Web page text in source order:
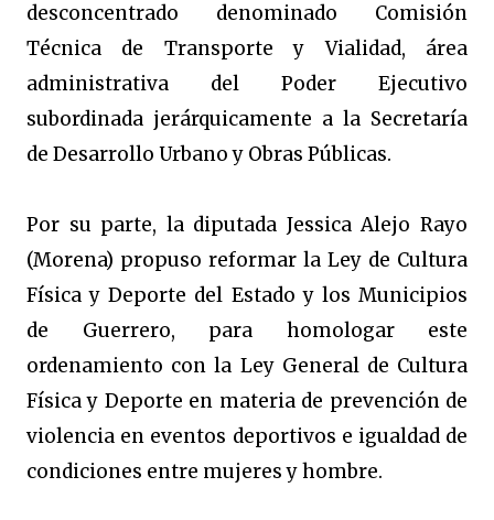
desconcentrado denominado Comisión
Técnica de Transporte y Vialidad, área
administrativa del Poder Ejecutivo
subordinada jerárquicamente a la Secretaría
de Desarrollo Urbano y Obras Públicas.
Por su parte, la diputada Jessica Alejo Rayo
(Morena) propuso reformar la Ley de Cultura
Física y Deporte del Estado y los Municipios
de Guerrero, para homologar este
ordenamiento con la Ley General de Cultura
Física y Deporte en materia de prevención de
violencia en eventos deportivos e igualdad de
condiciones entre mujeres y hombre.